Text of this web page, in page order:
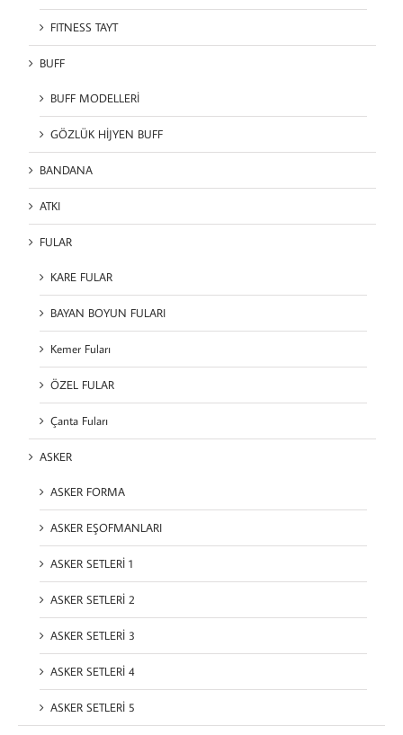
FITNESS TAYT
BUFF
BUFF MODELLERİ
GÖZLÜK HİJYEN BUFF
BANDANA
ATKI
FULAR
KARE FULAR
BAYAN BOYUN FULARI
Kemer Fuları
ÖZEL FULAR
Çanta Fuları
ASKER
ASKER FORMA
ASKER EŞOFMANLARI
ASKER SETLERİ 1
ASKER SETLERİ 2
ASKER SETLERİ 3
ASKER SETLERİ 4
ASKER SETLERİ 5